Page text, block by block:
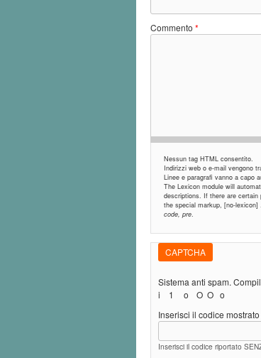
Commento *
Nessun tag HTML consentito.
Indirizzi web o e-mail vengono
Linee e paragrafi vanno a capo
The Lexicon module will
descriptions. If there are
the special markup, [no-
code, pre.
CAPTCHA
Sistema anti spam.
O
o o
O
i
1
Inserisci il codice
Inserisci il codice riportato